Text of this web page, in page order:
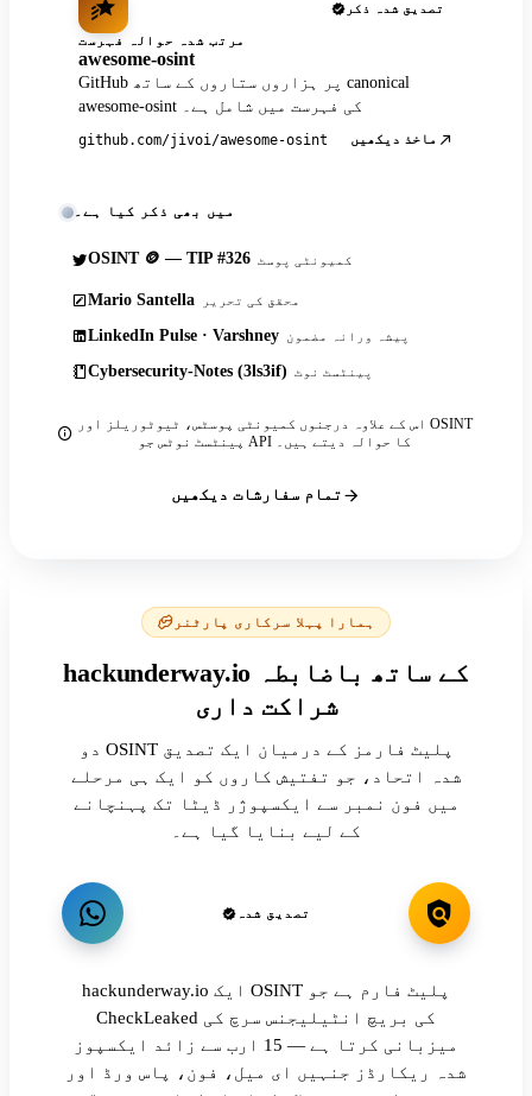
تصدیق شدہ ذکر
مرتب شدہ حوالہ فہرست
awesome-osint
GitHub پر ہزاروں ستاروں کے ساتھ canonical
awesome-osint کی فہرست میں شامل ہے۔
github.com/jivoi/awesome-osint ماخذ دیکھیں
میں بھی ذکر کیا ہے۔
OSINT 🪙 — TIP #326 کمیونٹی پوسٹ
Mario Santella محقق کی تحریر
LinkedIn Pulse · Varshney پیشہ ورانہ مضمون
Cybersecurity-Notes (3ls3if) پینٹسٹ نوٹ
اس کے علاوہ درجنوں کمیونٹی پوسٹس، ٹیوٹوریلز اور OSINT
پینٹسٹ نوٹس جو API کا حوالہ دیتے ہیں۔
تمام سفارشات دیکھیں
ہمارا پہلا سرکاری پارٹنر
hackunderway.io کے ساتھ باضابطہ
شراکت داری
دو OSINT پلیٹ فارمز کے درمیان ایک تصدیق
شدہ اتحاد، جو تفتیش کاروں کو ایک ہی مرحلے
میں فون نمبر سے ایکسپوژر ڈیٹا تک پہنچانے
کے لیے بنایا گیا ہے۔
تصدیق شدہ
hackunderway.io ایک OSINT پلیٹ فارم ہے جو
CheckLeaked کی بریچ انٹیلیجنس سرچ کی
میزبانی کرتا ہے — 15 ارب سے زائد ایکسپوز
شدہ ریکارڈز جنہیں ای میل، فون، پاس ورڈ اور